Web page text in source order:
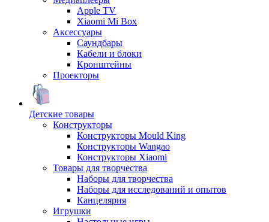
Apple TV
Xiaomi Mi Box
Аксессуары
Саундбары
Кабели и блоки
Кронштейны
Проекторы
Детские товары
Конструкторы
Конструкторы Mould King
Конструкторы Wangao
Конструкторы Xiaomi
Товары для творчества
Наборы для творчества
Наборы для исследований и опытов
Канцелярия
Игрушки